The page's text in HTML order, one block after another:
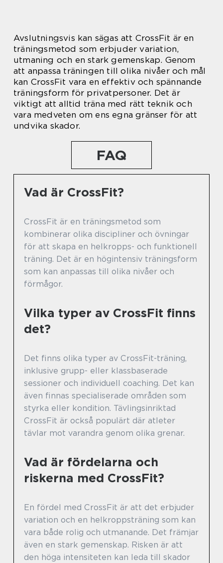
Avslutningsvis kan sägas att CrossFit är en
träningsmetod som erbjuder variation,
utmaning och en stark gemenskap. Genom
att anpassa träningen till olika nivåer och mål
kan CrossFit vara en effektiv och spännande
träningsform för privatpersoner. Det är
viktigt att alltid träna med rätt teknik och
vara medveten om ens egna gränser för att
undvika skador.
FAQ
Vad är CrossFit?
CrossFit är en träningsmetod som
kombinerar olika discipliner och övningar
för att skapa en helkropps- och funktionell
träning. Det är en högintensiv träningsform
som kan anpassas till olika nivåer och
förmågor.
Vilka typer av CrossFit finns
det?
Det finns olika typer av CrossFit-träning,
inklusive grupp- eller klassbaserade
sessioner och individuell coaching. Det kan
även finnas specialiserade områden som
styrka eller kondition. Tävlingsinriktad
CrossFit är också populärt där atleter
tävlar mot varandra genom olika grenar.
Vad är fördelarna och
riskerna med CrossFit?
En fördel med CrossFit är att det erbjuder
variation och en helkroppsträning som kan
vara både rolig och utmanande. Det främjar
även en stark gemenskap. Risken är att
den höga intensiteten kan leda till skador